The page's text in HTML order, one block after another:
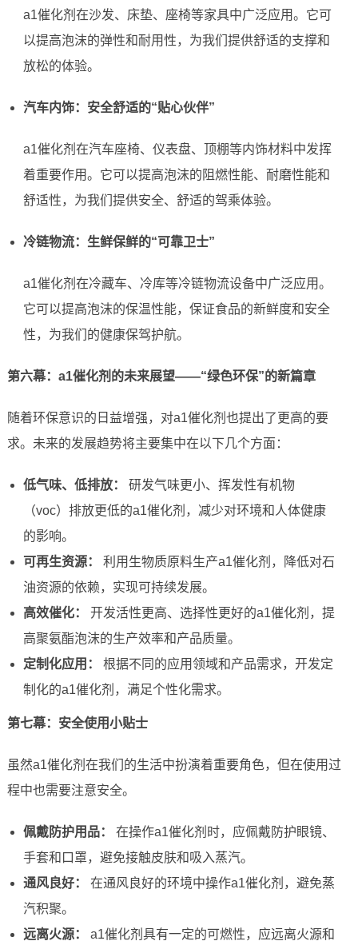
a1催化剂在沙发、床垫、座椅等家具中广泛应用。它可
以提高泡沫的弹性和耐用性，为我们提供舒适的支撑和
放松的体验。
汽车内饰：安全舒适的“贴心伙伴”
a1催化剂在汽车座椅、仪表盘、顶棚等内饰材料中发挥
着重要作用。它可以提高泡沫的阻燃性能、耐磨性能和
舒适性，为我们提供安全、舒适的驾乘体验。
冷链物流：生鲜保鲜的“可靠卫士”
a1催化剂在冷藏车、冷库等冷链物流设备中广泛应用。
它可以提高泡沫的保温性能，保证食品的新鲜度和安全
性，为我们的健康保驾护航。
第六幕：a1催化剂的未来展望——“绿色环保”的新篇章
随着环保意识的日益增强，对a1催化剂也提出了更高的要
求。未来的发展趋势将主要集中在以下几个方面：
低气味、低排放：
研发气味更小、挥发性有机物
（voc）排放更低的a1催化剂，减少对环境和人体健康
的影响。
可再生资源：
利用生物质原料生产a1催化剂，降低对石
油资源的依赖，实现可持续发展。
高效催化：
开发活性更高、选择性更好的a1催化剂，提
高聚氨酯泡沫的生产效率和产品质量。
定制化应用：
根据不同的应用领域和产品需求，开发定
制化的a1催化剂，满足个性化需求。
第七幕：安全使用小贴士
虽然a1催化剂在我们的生活中扮演着重要角色，但在使用过
程中也需要注意安全。
佩戴防护用品：
在操作a1催化剂时，应佩戴防护眼镜、
手套和口罩，避免接触皮肤和吸入蒸汽。
通风良好：
在通风良好的环境中操作a1催化剂，避免蒸
汽积聚。
远离火源：
a1催化剂具有一定的可燃性，应远离火源和